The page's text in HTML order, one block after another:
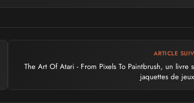
ARTICLE
The Art Of Atari - From Pixels To Paintbrush, un livre
jaquettes de